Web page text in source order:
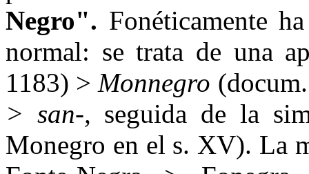
Negro". Fonéticamente
normal: se trata de una
1183) > Monnegro
> san-, seguida de la
Monegro en el s. XV). La